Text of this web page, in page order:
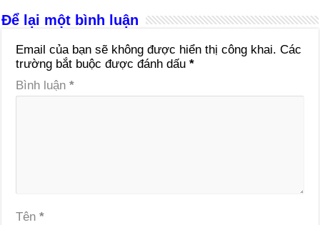
Để lại một bình luận
Email của bạn sẽ không được hiển thị công khai. Các
trường bắt buộc được đánh dấu*
Bình luận*
Tên*